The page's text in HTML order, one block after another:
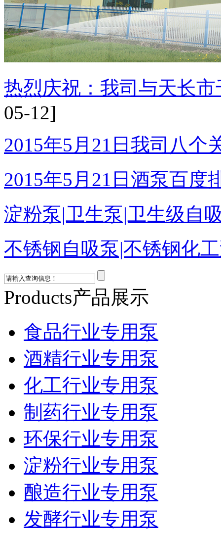
2015年5月21日我司八个
2015年5月21日酒泵百度
淀粉泵|卫生泵|卫生级自
不锈钢自吸泵|不锈钢化
热烈庆祝：我司与天长
05-12]
Products产品展示
食品行业专用泵
酒精行业专用泵
化工行业专用泵
制药行业专用泵
环保行业专用泵
淀粉行业专用泵
酿造行业专用泵
发酵行业专用泵